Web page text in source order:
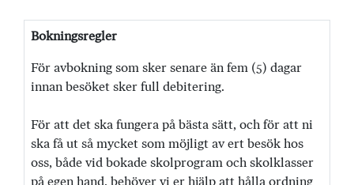
Bokningsregler
För avbokning som sker senare än fem (5) dagar
innan besöket sker full debitering.
För att det ska fungera på bästa sätt, och för att ni
ska få ut så mycket som möjligt av ert besök hos
oss, både vid bokade skolprogram och skolklasser
på egen hand, behöver vi er hjälp att hålla ordning